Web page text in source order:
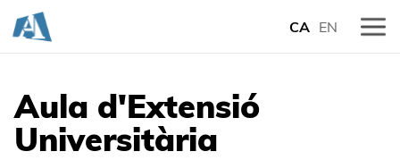
CA EN
Aula d'Extensió
Universitària